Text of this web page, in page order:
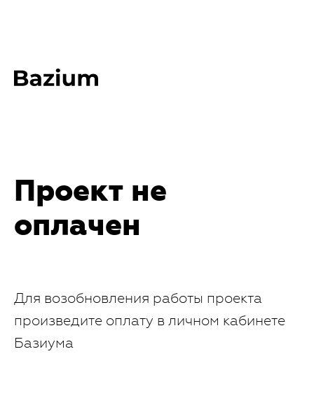
Проект не
оплачен
Для возобновления работы проекта
произведите оплату в личном кабинете
Базиума